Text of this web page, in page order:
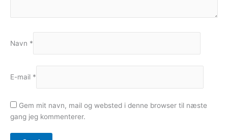
Navn *
E-mail *
Gem mit navn, mail og websted i denne browser til næste
gang jeg kommenterer.